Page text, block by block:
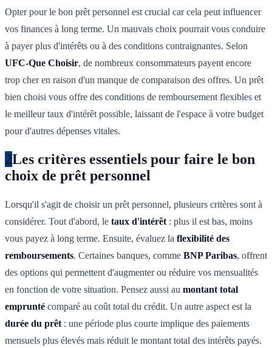
Opter pour le bon prêt personnel est crucial car cela peut influencer
vos finances à long terme. Un mauvais choix pourrait vous conduire
à payer plus d'intérêts ou à des conditions contraignantes. Selon
UFC-Que Choisir, de nombreux consommateurs payent encore
trop cher en raison d'un manque de comparaison des offres. Un prêt
bien choisi vous offre des conditions de remboursement flexibles et
le meilleur taux d'intérêt possible, laissant de l'espace à votre budget
pour d'autres dépenses vitales.
2Les critères essentiels pour faire le bon
choix de prêt personnel
Lorsqu'il s'agit de choisir un prêt personnel, plusieurs critères sont à
considérer. Tout d'abord, le taux d'intérêt : plus il est bas, moins
vous payez à long terme. Ensuite, évaluez la flexibilité des
remboursements. Certaines banques, comme BNP Paribas, offrent
des options qui permettent d'augmenter ou réduire vos mensualités
en fonction de votre situation. Pensez aussi au montant total
emprunté comparé au coût total du crédit. Un autre aspect est la
durée du prêt : une période plus courte implique des paiements
mensuels plus élevés mais réduit le montant total des intérêts payés.